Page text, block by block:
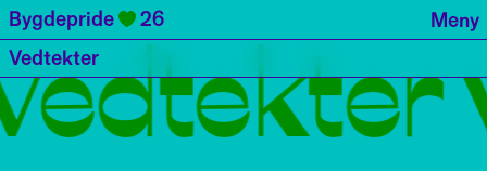
Bygdepride 26
Meny
Vedtekter